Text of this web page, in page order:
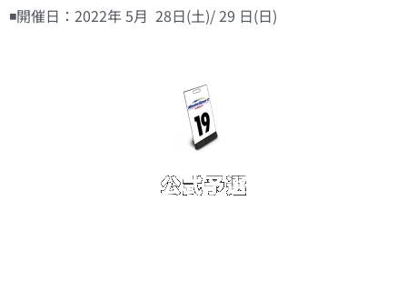
◾️開催日：2022年 5⽉ 28⽇(土)/ 29 ⽇(日)